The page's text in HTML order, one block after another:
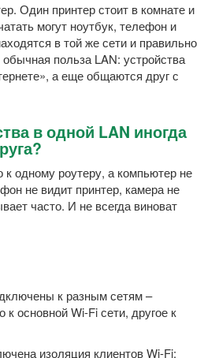
Один принтер стоит в комнате и
могут ноутбук, телефон и
в той же сети и правильно
польза LAN: устройства
а еще общаются друг с
в одной LAN иногда
одному роутеру, а компьютер не
не видит принтер, камера не
часто. И не всегда виноват
к разным сетям –
к основной Wi-Fi сети, другое к
изоляция клиентов Wi-Fi;